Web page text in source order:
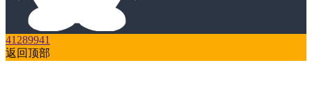
41289941
返回顶部